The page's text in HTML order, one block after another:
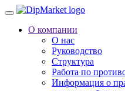
О компании
О нас
Руководство
Структура
Работа по
Информация о